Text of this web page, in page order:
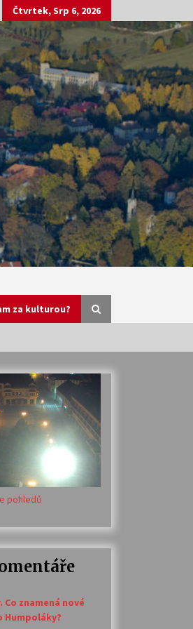
Čtvrtek, Srp 6, 2026
za kulturou?
ploty
pohledů
Co znamená nové